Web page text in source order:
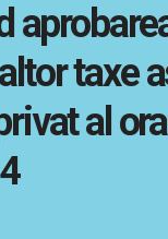
taxe
al